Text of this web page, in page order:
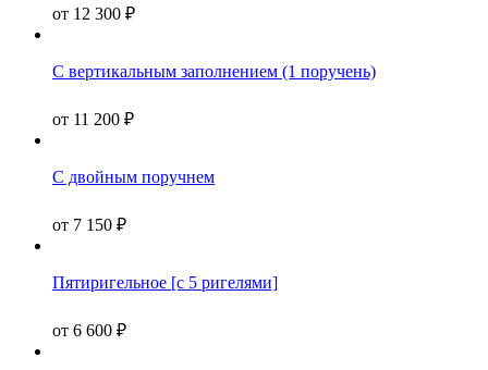
от 12 300 ₽
С вертикальным заполнением (1 поручень)
от 11 200 ₽
С двойным поручнем
от 7 150 ₽
Пятиригельное [с 5 ригелями]
от 6 600 ₽